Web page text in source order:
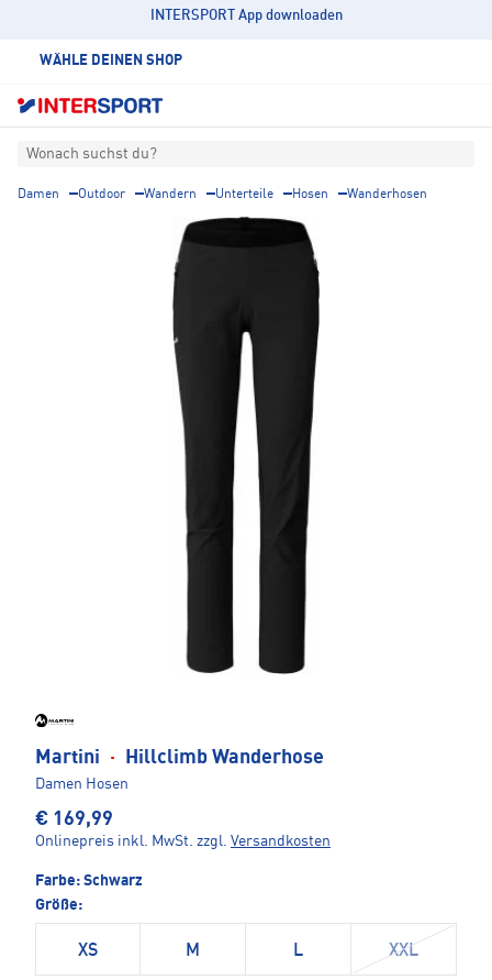
INTERSPORT App downloaden
WÄHLE DEINEN SHOP
Wonach suchst du?
Damen Outdoor Wandern Unterteile Hosen Wanderhosen
Martini · Hillclimb Wanderhose
Damen Hosen
€ 169,99
Onlinepreis inkl. MwSt. zzgl. Versandkosten
Farbe: Schwarz
Größe:
XS M L XXL